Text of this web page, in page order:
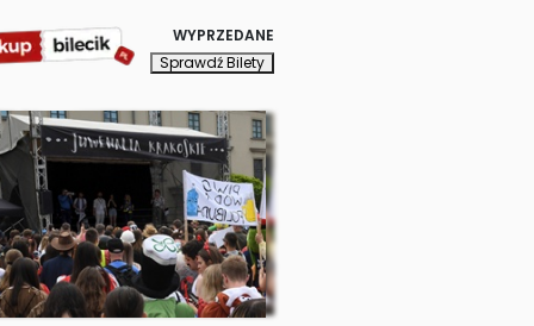
WYPRZEDANE
Sprawdź Bilety